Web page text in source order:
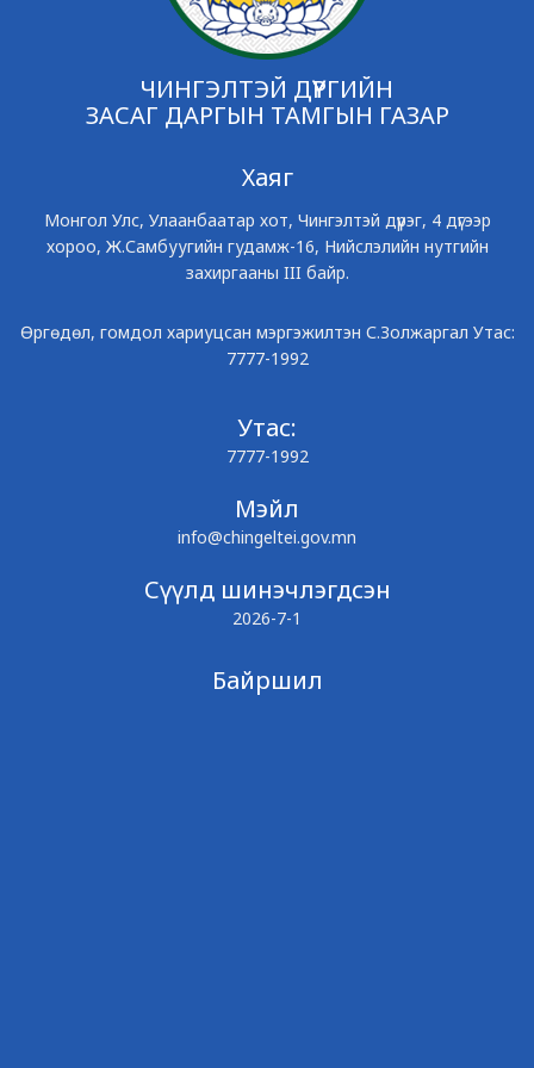
ЧИНГЭЛТЭЙ ДҮҮРГИЙН
ЗАСАГ ДАРГЫН ТАМГЫН ГАЗАР
Хаяг
Монгол Улс, Улаанбаатар хот, Чингэлтэй дүүрэг, 4 дүгээр
хороо, Ж.Самбуугийн гудамж-16, Нийслэлийн нутгийн
захиргааны III байр.
Өргөдөл, гомдол хариуцсан мэргэжилтэн С.Золжаргал Утас:
7777-1992
Утас:
7777-1992
Мэйл
info@chingeltei.gov.mn
Сүүлд шинэчлэгдсэн
2026-7-1
Байршил